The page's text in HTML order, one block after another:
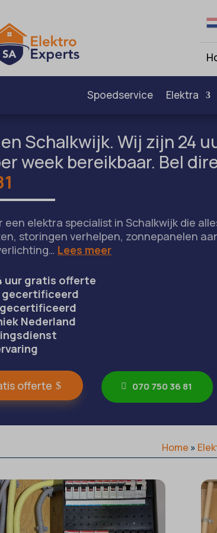
Spoedservice Elektra
Schalkwijk. Wij zijn 24
week bereikbaar. Bel
een elektra specialist in Schalkwijk die
storingen verhelpen, zonnepanelen
Lees meer
uur gratis offerte
gecertificeerd
gecertificeerd
Nederland
offerte 070 750 36 81
Home »